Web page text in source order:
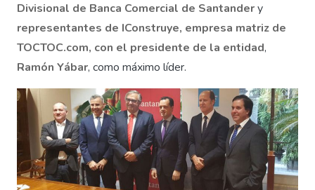
Divisional de Banca Comercial de Santandery
representantes de IConstruye, empresa matriz de
TOCTOC.com, con el presidente de la entidad,
Ramón Yábar, como máximo líder.